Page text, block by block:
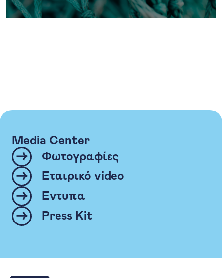
Media Center
Φωτογραφίες
Εταιρικό video
Έντυπα
Press Kit